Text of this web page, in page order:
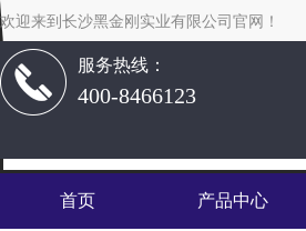
欢迎来到长沙黑金刚实业有限公司官网！
首页 产品中心
服务热线：
400-8466123